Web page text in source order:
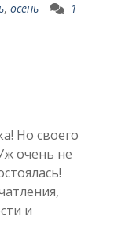
, осень
1
Но своего
очень не
и